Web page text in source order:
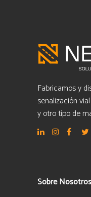
Fabricamos y
señalización
y otro tipo de
Sobre Nosotros